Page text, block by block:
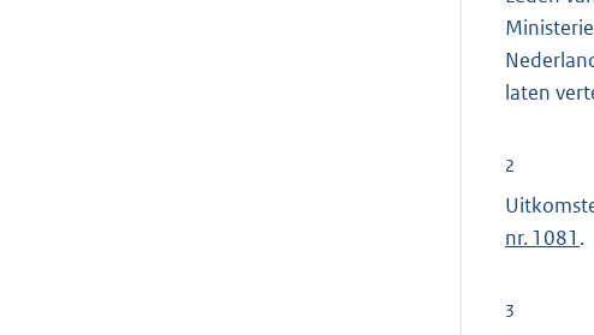
Ministerie
laten
2
nr. 1081 .
3